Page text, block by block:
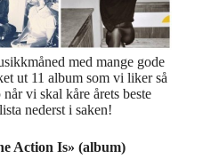
med mange gode
ut 11 album som vi liker så
vi skal kåre årets beste
nederst i saken!
Action Is» (album)